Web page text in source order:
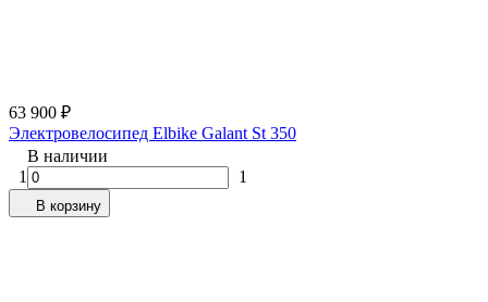
63 900 ₽
Электровелосипед Elbike Galant St 350
В наличии
1
1
В корзину